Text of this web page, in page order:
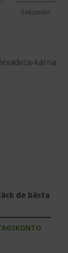
Sekunder
kärna
de bästa